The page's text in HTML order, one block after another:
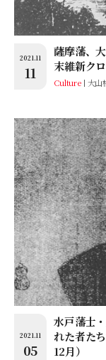
2021.11
11
薩摩藩、
末維新ク
Culture 大山
2021.11
05
水戸藩士
れた者た
12月）